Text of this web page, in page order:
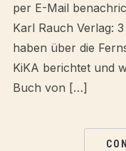
per E-Mail
Karl Rauch Verlag:
haben über die
KiKA berichtet und
Buch von […]